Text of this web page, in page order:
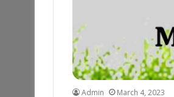
Admin March 4, 2023